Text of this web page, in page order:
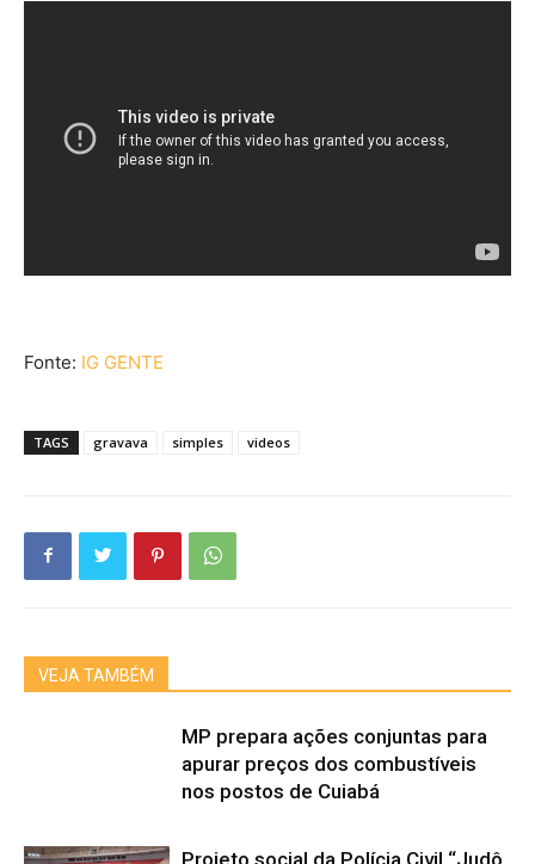
Fonte: IG GENTE
TAGS gravava simples videos
VEJA TAMBÉM
MP prepara ações conjuntas para
apurar preços dos combustíveis
nos postos de Cuiabá